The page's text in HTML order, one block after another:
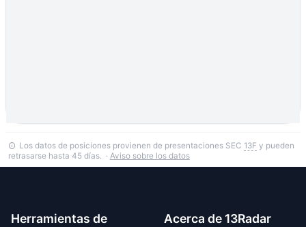
Los datos de posiciones provienen de presentaciones SEC 13F y pueden
retrasarse hasta 45 días. · Aviso sobre los datos
Herramientas de
Acerca de 13Radar